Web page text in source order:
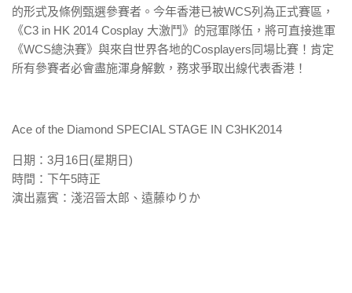
的形式及條例甄選參賽者。今年香港已被WCS列為正式賽區，
《C3 in HK 2014 Cosplay 大激鬥》的冠軍隊伍，將可直接進軍
《WCS總決賽》與來自世界各地的Cosplayers同場比賽！肯定
所有參賽者必會盡施渾身解數，務求爭取出線代表香港！
Ace of the Diamond SPECIAL STAGE IN C3HK2014
日期：3月16日(星期日)
時間：下午5時正
演出嘉賓：淺沼晉太郎、遠藤ゆりか